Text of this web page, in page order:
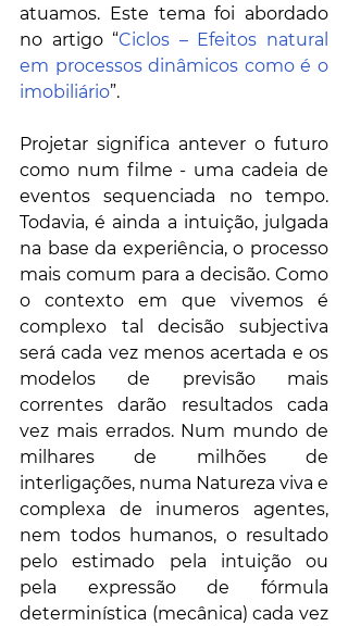
atuamos. Este tema foi abordado
no artigo “Ciclos – Efeitos natural
em processos dinâmicos como é o
imobiliário”.
Projetar significa antever o futuro
como num filme - uma cadeia de
eventos sequenciada no tempo.
Todavia, é ainda a intuição, julgada
na base da experiência, o processo
mais comum para a decisão. Como
o contexto em que vivemos é
complexo tal decisão subjectiva
será cada vez menos acertada e os
modelos de previsão mais
correntes darão resultados cada
vez mais errados. Num mundo de
milhares de milhões de
interligações, numa Natureza viva e
complexa de inumeros agentes,
nem todos humanos, o resultado
pelo estimado pela intuição ou
pela expressão de fórmula
determinística (mecânica) cada vez